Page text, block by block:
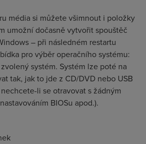
média si můžete všimnout i položky
umožní dočasně vytvořit spouštěč
– při následném restartu
pro výběr operačního systému:
systém. Systém lze poté na
tak, jak to jde z CD/DVD nebo USB
li se otravovat s žádným
BIOSu apod.).